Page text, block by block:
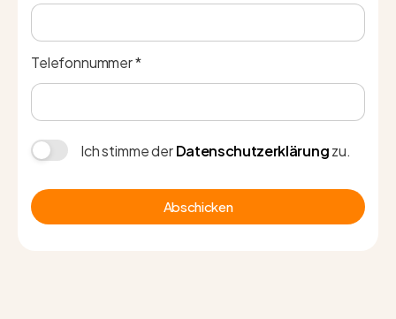
Telefonnummer *
Ich stimme derDatenschutzerklärungzu.
Abschicken